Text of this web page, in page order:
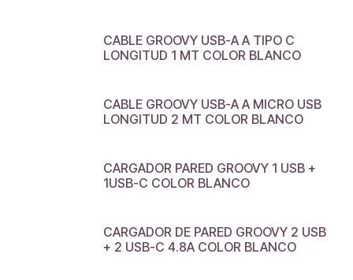
CABLE GROOVY USB-A A TIPO C
LONGITUD 1 MT COLOR BLANCO
CABLE GROOVY USB-A A MICRO USB
LONGITUD 2 MT COLOR BLANCO
CARGADOR PARED GROOVY 1 USB +
1USB-C COLOR BLANCO
CARGADOR DE PARED GROOVY 2 USB
+ 2 USB-C 4.8A COLOR BLANCO